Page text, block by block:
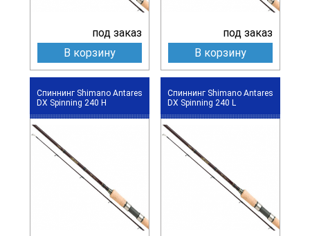
под заказ
В корзину
под заказ
В корзину
Спиннинг Shimano Antares
DX Spinning 240 H
Спиннинг Shimano Antares
DX Spinning 240 L